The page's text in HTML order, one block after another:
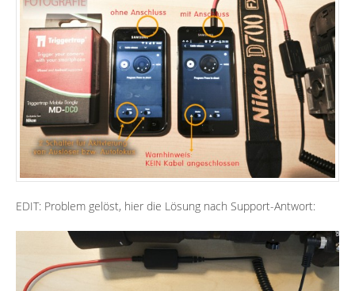
EDIT: Problem gelöst, hier die Lösung nach Support-Antwort: